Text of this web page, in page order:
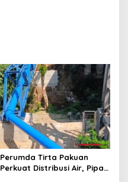
Perumda Tirta Pakuan
Perkuat Distribusi Air, Pipa